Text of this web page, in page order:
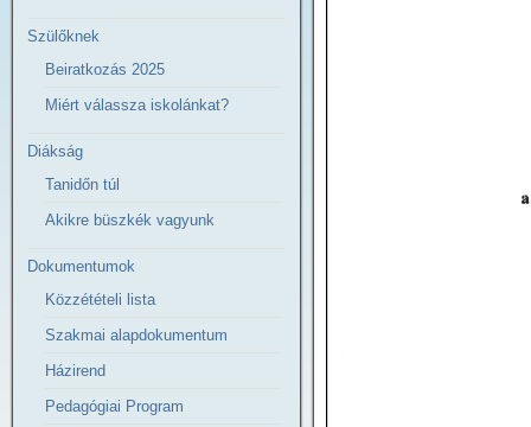
Szülőknek
Beiratkozás 2025
Miért válassza iskolánkat?
Diákság
Tanidőn túl
Akikre büszkék vagyunk
Dokumentumok
Közzétételi lista
Szakmai alapdokumentum
Házirend
Pedagógiai Program